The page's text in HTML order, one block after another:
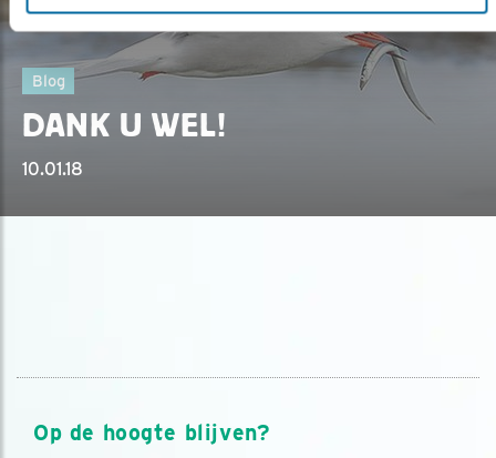
Blog
DANK U WEL!
10.01.18
Op de hoogte blijven?